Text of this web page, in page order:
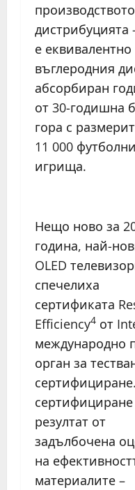
дистрибуцията
е еквивалентно
въглеродния
абсорбиран
от 30-годишна
гора с
11 000 футболни
игрища.
Нещо ново за
година, най-
OLED
спечелиха
сертификата
Efficiency4 от
международно
орган за
резултат от
задълбочена
на
материалите –